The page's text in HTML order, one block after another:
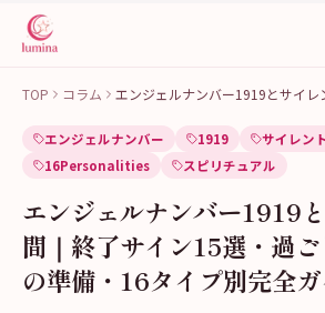
TOP コラム エンジェルナンバー1919とサイレ
エンジェルナンバー 1919 サイレン
16Personalities
スピリチュアル
エンジェルナンバー1919
間｜終了サイン15選・過
の準備・16タイプ別完全